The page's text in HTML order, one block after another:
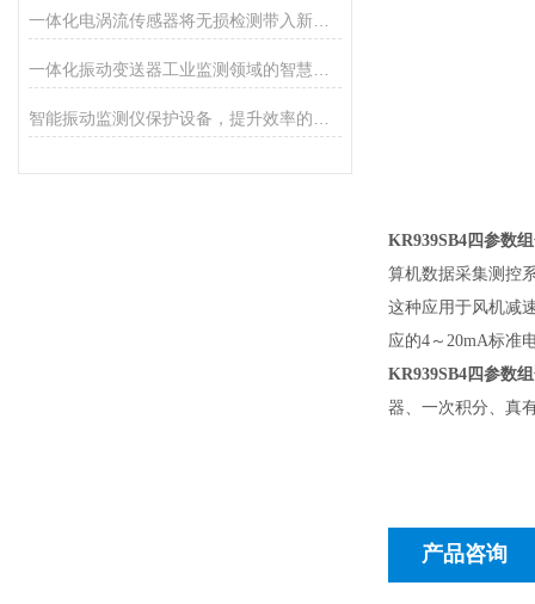
KR939SB4四参数
算机数据采集测控
这种应用于风机减
应的4～20mA标准
KR939SB4四参数
器、一次积分、
产品咨询